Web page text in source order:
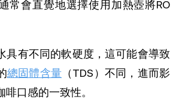
常會直覺地選擇使用加熱壺將RO
具有不同的軟硬度，這可能會導致
總固體含量 （TDS）不同，進而影
口感的一致性。